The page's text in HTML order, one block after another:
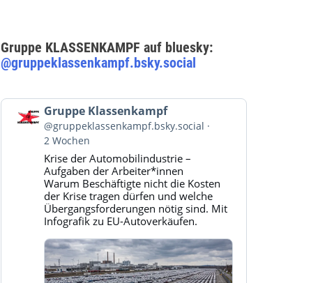
Gruppe KLASSENKAMPF auf bluesky:
@gruppeklassenkampf.bsky.social
Beitrag
von
Gruppe
Klassenkampf
Bluesky
ansehen
Gruppe Klassenkampf
@gruppeklassenkampf.bsky.social
2 Wochen
Krise der Automobilindustrie –
Aufgaben der Arbeiter*innen
Warum Beschäftigte nicht die Kosten
der Krise tragen dürfen und welche
Übergangsforderungen nötig sind. Mit
Infografik zu EU-Autoverkäufen.